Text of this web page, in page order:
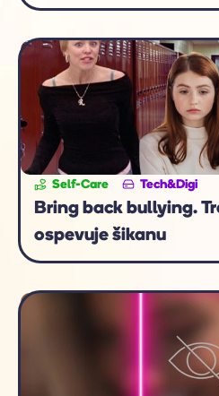
Self-Care Tech&Digi
Bring back bullying.
ospevuje šikanu